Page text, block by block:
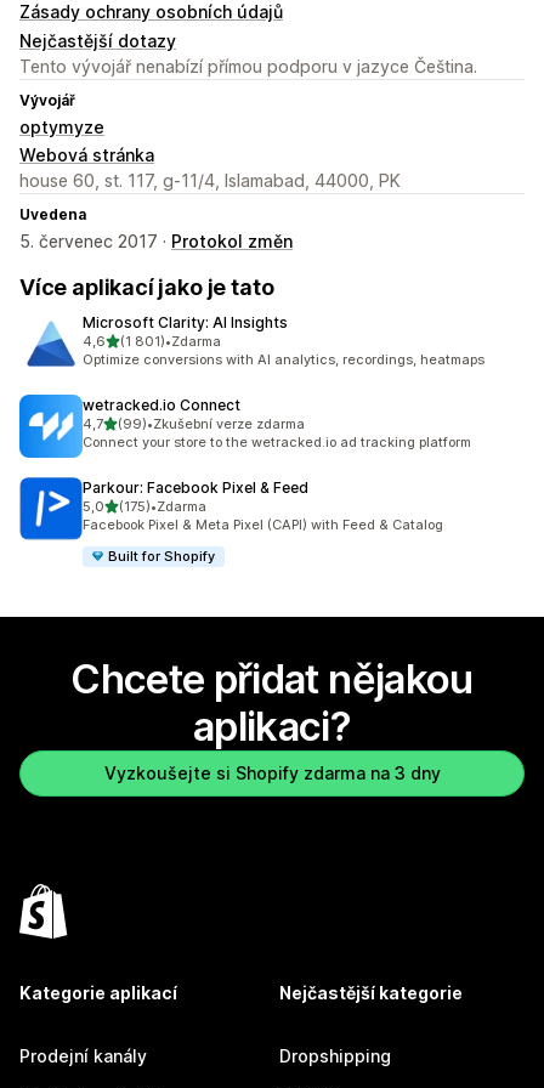
Zásady ochrany osobních údajů
Nejčastější dotazy
Tento vývojář nenabízí přímou podporu v jazyce Čeština.
Vývojář
optymyze
Webová stránka
house 60, st. 117, g-11/4, Islamabad, 44000, PK
Uvedena
5. červenec 2017 · Protokol změn
Více aplikací jako je tato
Microsoft Clarity: AI Insights
4,6z 5 hvězd
(1 801)
Celkový počet recenzí: 1801
•Zdarma
Optimize conversions with AI analytics, recordings, heatmaps
wetracked.io Connect
4,7z 5 hvězd
(99)
Celkový počet recenzí: 99
•Zkušební verze zdarma
Connect your store to the wetracked.io ad tracking platform
Parkour: Facebook Pixel & Feed
5,0z 5 hvězd
(175)
Celkový počet recenzí: 175
•Zdarma
Facebook Pixel & Meta Pixel (CAPI) with Feed & Catalog
Built for Shopify
Chcete přidat nějakou
aplikaci?
Vyzkoušejte si Shopify zdarma na 3 dny
Kategorie aplikací
Prodejní kanály
Nejčastější kategorie
Dropshipping